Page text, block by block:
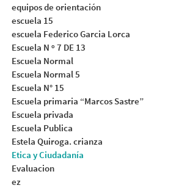
equipos de orientación
escuela 15
escuela Federico Garcia Lorca
Escuela N º 7 DE 13
Escuela Normal
Escuela Normal 5
Escuela N° 15
Escuela primaria “Marcos Sastre”
Escuela privada
Escuela Publica
Estela Quiroga. crianza
Etica y Ciudadanía
Evaluacion
ez